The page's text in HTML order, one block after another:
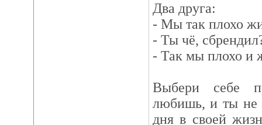
Два друга:
- Мы так плохо
- Ты чё,
- Так мы плохо и
Выбери себе
любишь, и ты не
дня в своей